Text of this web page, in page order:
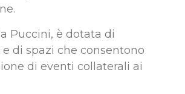
Puccini, è dotata di
di spazi che consentono
di eventi collaterali ai